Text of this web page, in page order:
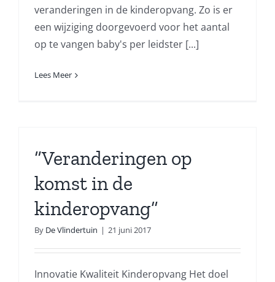
veranderingen in de kinderopvang. Zo is er
een wijziging doorgevoerd voor het aantal
op te vangen baby's per leidster [...]
Lees Meer
“Veranderingen op
komst in de
kinderopvang”
By De Vlindertuin | 21 juni 2017
Innovatie Kwaliteit Kinderopvang Het doel